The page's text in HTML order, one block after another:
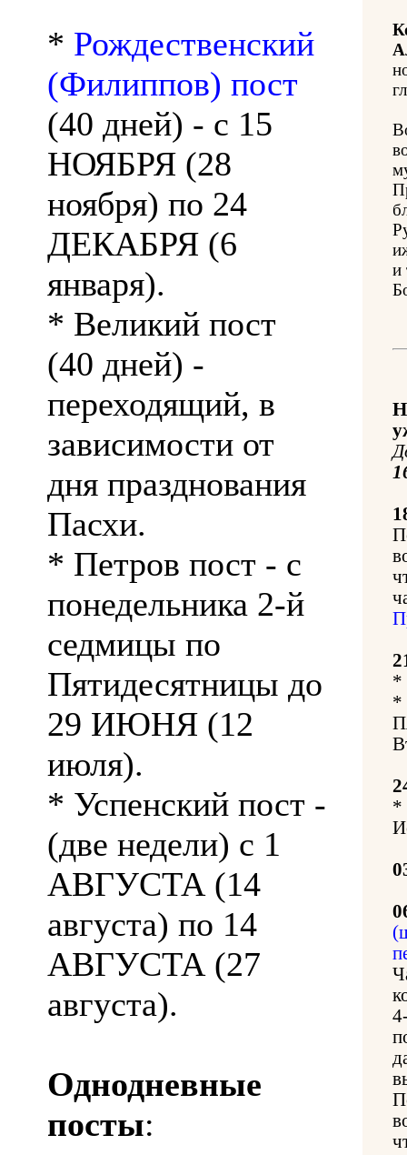
* Рождественский
(Филиппов) пост
(40 дней) - с 15
НОЯБРЯ (28
ноября) по 24
ДЕКАБРЯ (6
января).
* Великий пост
(40 дней) -
переходящий, в
зависимости от
дня празднования
Пасхи.
* Петров пост - с
понедельника 2-й
седмицы по
Пятидесятницы до
29 ИЮНЯ (12
июля).
* Успенский пост -
(две недели) с 1
АВГУСТА (14
августа) по 14
АВГУСТА (27
августа).
Однодневные
посты:
и
*
*
*